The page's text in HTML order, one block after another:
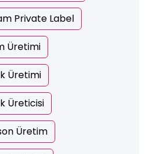
Private Label
Üretimi
Üretimi
Üreticisi
Üretim